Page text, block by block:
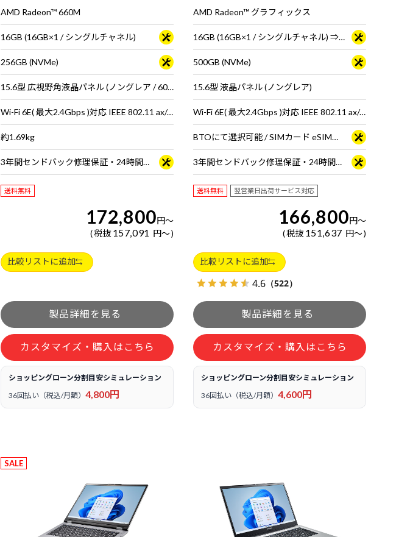
AMD Radeon™ 660M
16GB (16GB×1 / シングルチャネル)
256GB (NVMe)
15.6型 広視野角液晶パネル (ノングレア / 60Hz対応 / アスペクト比16:9)
Wi-Fi 6E( 最大2.4Gbps )対応 IEEE 802.11 ax/ac/a/b/g/n準拠 ＋ Bluetooth 5内蔵
約1.69kg
3年間センドバック修理保証・24時間×365日電話サポート
送料無料
172,800円～
税抜 157,091 円～
比較リストに追加
カスタマイズ・購入はこちら
ショッピングローン分割目安シミュレーション
36回払い（税込/月額） 4,800円
AMD Radeon™ グラフィックス
16GB (16GB×1 / シングルチャネル) ⇒ 16GB (8GB×2 / シングルチャネル)＜ 2025年12月16日 15時00分～ ＞
500GB (NVMe)
15.6型 液晶パネル (ノングレア)
Wi-Fi 6E( 最大2.4Gbps )対応 IEEE 802.11 ax/ac/a/b/g/n準拠 ＋ Bluetooth 5内蔵
BTOにて選択可能 / SIMカード eSIM両対応 SIMカードサイズ : 標準SIMカード
3年間センドバック修理保証・24時間×365日電話サポート
送料無料 翌営業日出荷サービス対応
166,800円～
税抜 151,637 円～
比較リストに追加
4.6 （522）
カスタマイズ・購入はこちら
ショッピングローン分割目安シミュレーション
36回払い（税込/月額） 4,600円
SALE